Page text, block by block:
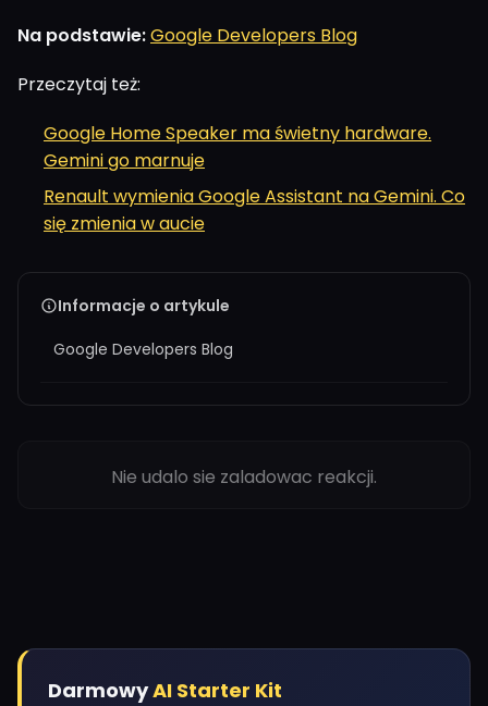
Na podstawie:Google Developers Blog
Przeczytaj też:
Google Home Speaker ma świetny hardware.
Gemini go marnuje
Renault wymienia Google Assistant na Gemini. Co
się zmienia w aucie
Informacje o artykule
Google Developers Blog
Nie udalo sie zaladowac reakcji.
DarmowyAI Starter Kit